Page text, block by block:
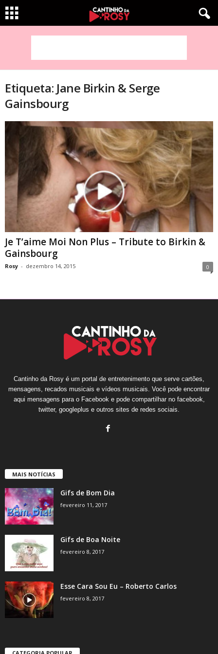
Etiqueta: Jane Birkin & Serge
Gainsbourg
Je T’aime Moi Non Plus – Tribute to Birkin &
Gainsbourg
Rosy - dezembro 14, 2015 0
Cantinho da Rosy é um portal de entretenimento que serve cartões,
mensagens, recados musicais e vídeos musicais. Você pode encontrar
aqui mensagens para o Facebook e pode compartilhar no facebook,
twitter, googleplus e outros sites de redes sociais.
MAIS NOTÍCIAS
Gifs de Bom Dia
fevereiro 11, 2017
Gifs de Boa Noite
fevereiro 8, 2017
Esse Cara Sou Eu – Roberto Carlos
fevereiro 8, 2017